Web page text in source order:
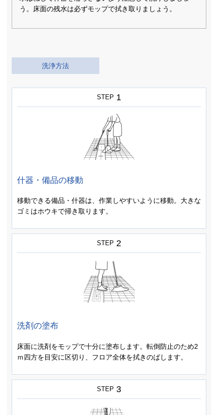
う。床面の残水は必ずモップで拭き取りましょう。
洗浄方法
STEP 1
什器・備品の移動
移動できる備品・什器は、作業しやすいように移動。大きな
ゴミはホウキで掃き取ります。
STEP 2
洗剤の塗布
床面に洗剤をモップで十分に塗布します。転倒防止のため2
ｍ四方を目安に区切り、フロア全体を拭きのばします。
STEP 3